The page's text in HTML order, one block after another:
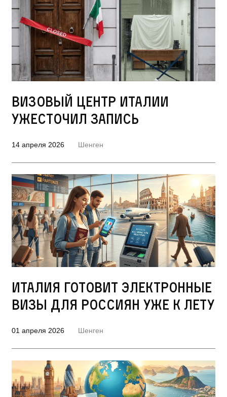
Визовый центр Италии
ужесточил запись
14 апреля 2026 Шенген
Италия готовит электронные
визы для россиян уже к лету
01 апреля 2026 Шенген